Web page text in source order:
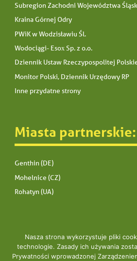
Subregion Zachodni Województwa
Kraina Górnej Odry
PWiK w Wodzisławiu Śl.
Wodociągi- Esox Sp. z o.o.
Dziennik Ustaw Rzeczypospolitej
Monitor Polski, Dziennik Urzędowy RP
Inne przydatne strony
Miasta partnerskie:
Genthin (DE)
Mohelnice (CZ)
Rohatyn (UA)
Copyright © 2020 UM
Nasza strona wykorzystuje pliki
technologie. Zasady ich używania
Prywatności wprowadzonej